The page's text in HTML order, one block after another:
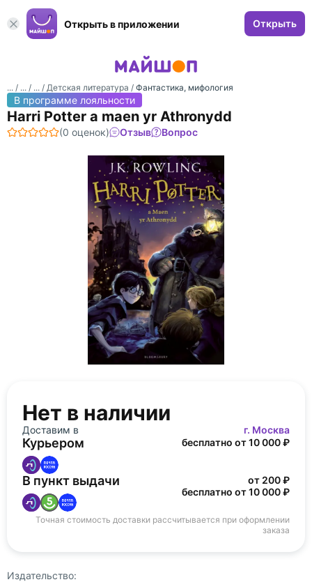
Открыть в приложении Открыть
... / ... / ... / Детская литература / Фантастика, мифология
В программе лояльности
Harri Potter a maen yr Athronydd
(0 оценок) Отзыв Вопрос
Нет в наличии
Доставим в г. Москва
Курьером бесплатно от 10 000 ₽
В пункт выдачи
от 200 ₽
бесплатно от 10 000 ₽
Точная стоимость доставки рассчитывается при оформлении
заказа
Издательство: